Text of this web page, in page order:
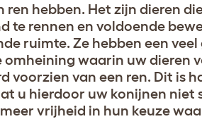
hebben. Het zijn dieren
te rennen en voldoende
ruimte. Ze hebben een veel
omheining waarin uw dieren
voorzien van een ren. Dit is
u hierdoor uw konijnen niet
vrijheid in hun keuze